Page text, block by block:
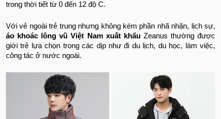
trong thời tiết từ 0 đến 12 độ C.
Với vẻ ngoài trẻ trung nhưng không kém phần nhã nhặn, lịch sự,
áo khoác lông vũ Việt Nam xuất khẩuZeanus thường được
giới trẻ lựa chọn trong các dịp như đi du lịch, du học, làm việc,
công tác ở nước ngoài.